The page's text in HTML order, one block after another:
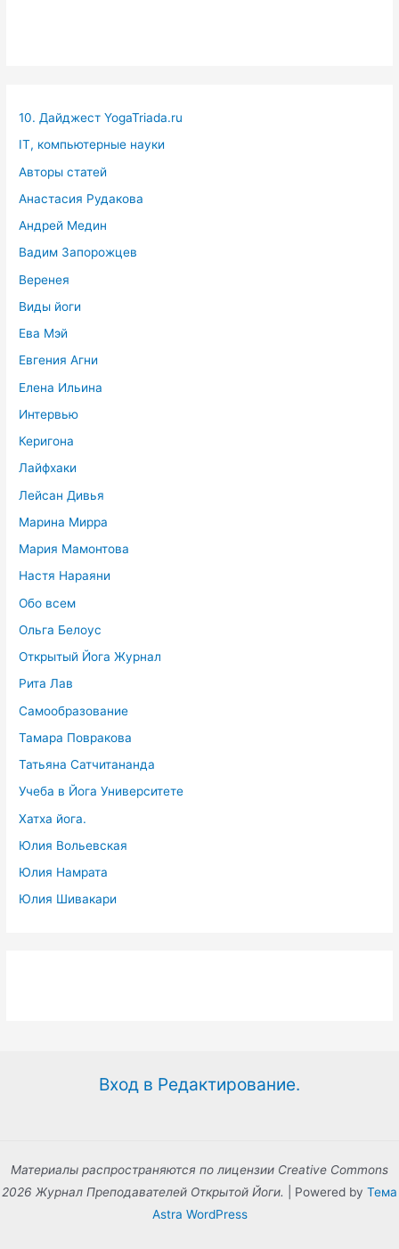
10. Дайджест YogaTriada.ru
IT, компьютерные науки
Авторы статей
Анастасия Рудакова
Андрей Медин
Вадим Запорожцев
Веренея
Виды йоги
Ева Мэй
Евгения Агни
Елена Ильина
Интервью
Керигона
Лайфхаки
Лейсан Дивья
Марина Мирра
Мария Мамонтова
Настя Нараяни
Обо всем
Ольга Белоус
Открытый Йога Журнал
Рита Лав
Самообразование
Тамара Повракова
Татьяна Сатчитананда
Учеба в Йога Университете
Хатха йога.
Юлия Вольевская
Юлия Намрата
Юлия Шивакари
Вход в Редактирование.
Материалы распространяются по лицензии Creative Commons
2026 Журнал Преподавателей Открытой Йоги.
| Powered by Тема
Astra WordPress